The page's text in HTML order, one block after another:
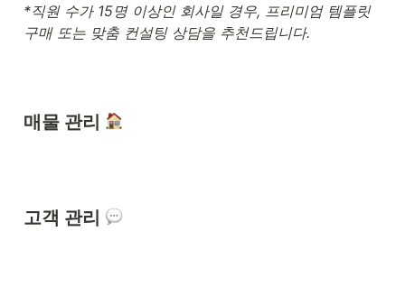
*직원 수가 15명 이상인 회사일 경우, 프리미엄 템플릿
구매 또는 맞춤 컨설팅 상담을 추천드립니다.
매물 관리
고객 관리